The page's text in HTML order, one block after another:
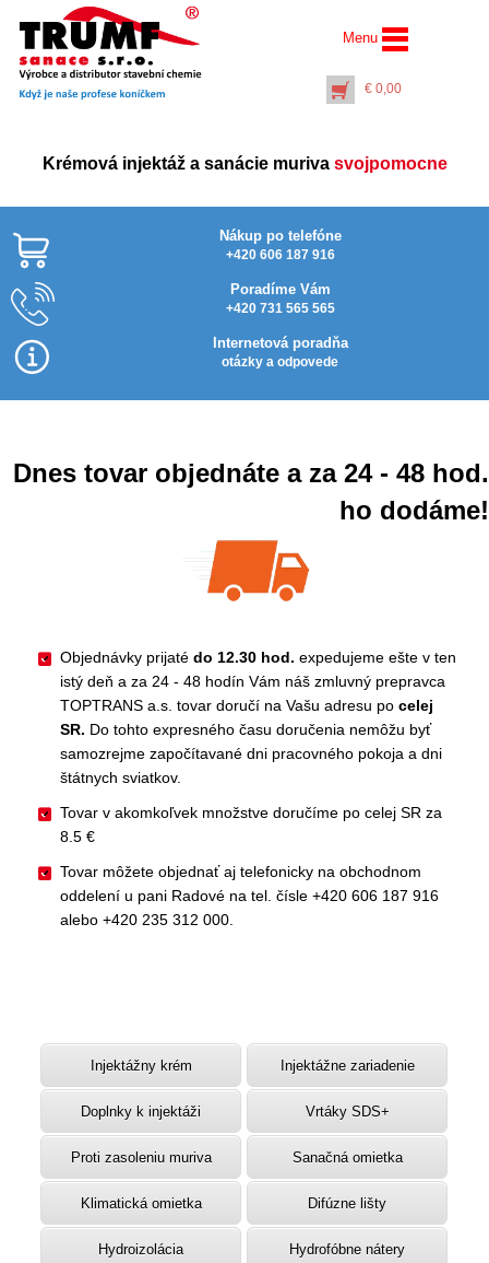
Menu
€ 0,00
Krémová injektáž a sanácie muriva svojpomocne
Nákup po telefóne
+420 606 187 916
Poradíme Vám
+420 731 565 565
Internetová poradňa
otázky a odpovede
Dnes tovar objednáte a za 24 - 48 hod.
ho dodáme!
Objednávky prijaté do 12.30 hod. expedujeme ešte v ten
istý deň a za 24 - 48 hodín Vám náš zmluvný prepravca
TOPTRANS a.s. tovar doručí na Vašu adresu po celej
SR. Do tohto expresného času doručenia nemôžu byť
samozrejme započítavané dni pracovného pokoja a dni
štátnych sviatkov.
Tovar v akomkoľvek množstve doručíme po celej SR za
8.5 €
Tovar môžete objednať aj telefonicky na obchodnom
oddelení u pani Radové na tel. čísle +420 606 187 916
alebo +420 235 312 000.
Injektážny krém Injektážne zariadenie
Doplnky k injektáži Vrtáky SDS+
Proti zasoleniu muriva Sanačná omietka
Klimatická omietka Difúzne lišty
Hydroizolácia Hydrofóbne nátery
AquaStop Bitumen
Triangle (25m)
trojhranný utesňovací
€86,00